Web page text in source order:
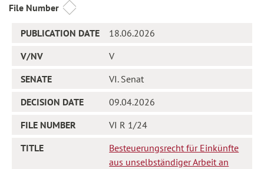
File Number
18.06.2026
V
VI. Senat
09.04.2026
VI R 1/24
Besteuerungsrecht für Einkünfte
aus unselbständiger Arbeit an